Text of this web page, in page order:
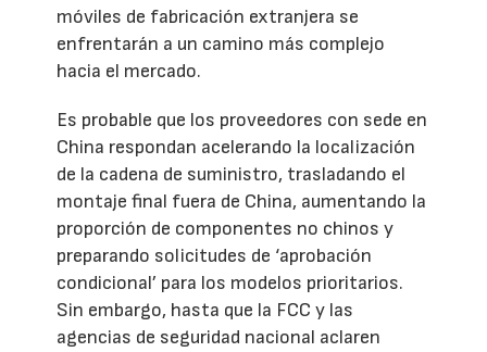
móviles de fabricación extranjera se
enfrentarán a un camino más complejo
hacia el mercado.
Es probable que los proveedores con sede en
China respondan acelerando la localización
de la cadena de suministro, trasladando el
montaje final fuera de China, aumentando la
proporción de componentes no chinos y
preparando solicitudes de ‘aprobación
condicional’ para los modelos prioritarios.
Sin embargo, hasta que la FCC y las
agencias de seguridad nacional aclaren